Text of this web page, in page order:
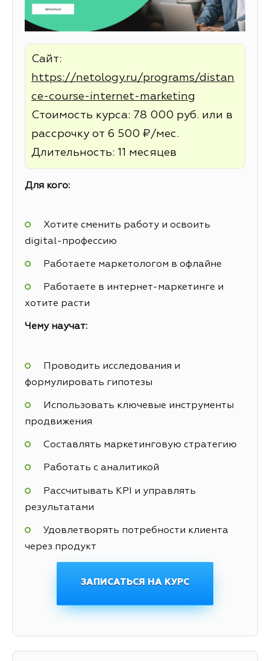
Сайт:
https://netology.ru/programs/distan
ce-course-internet-marketing
Стоимость курса: 78 000 руб. или в
рассрочку от 6 500 ₽/мес.
Длительность: 11 месяцев
Для кого:
Хотите сменить работу и освоить
digital-профессию
Работаете маркетологом в офлайне
Работаете в интернет-маркетинге и
хотите расти
Чему научат:
Проводить исследования и
формулировать гипотезы
Использовать ключевые инструменты
продвижения
Составлять маркетинговую стратегию
Работать с аналитикой
Рассчитывать KPI и управлять
результатами
Удовлетворять потребности клиента
через продукт
ЗАПИСАТЬСЯ НА КУРС